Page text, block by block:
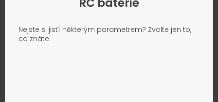
Nejste si jistí některým parametrem? Zvolte jen to,
co znáte.